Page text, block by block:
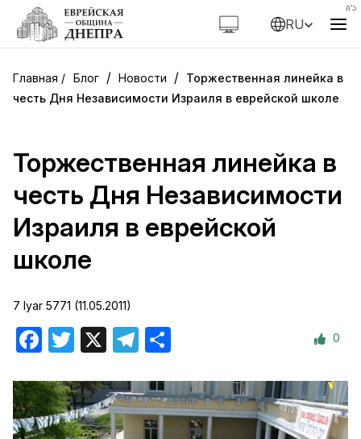
RU
Блог / Новости / Торжественная линейка в
честь Дня Независимости Израиля в еврейской школе
Торжественная линейка в
честь Дня Независимости
Израиля в еврейской
школе
7 Iyar 5771 (11.05.2011)
Facebook
Twitter Telegram 0